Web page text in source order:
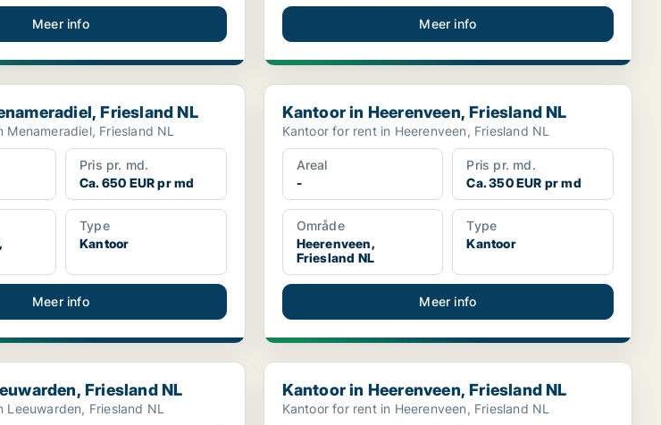
Meer info Meer info
Friesland NL
Friesland NL
Friesland NL
Pris pr. md.
Ca. 650 EUR pr md
Type
Kantoor
Meer info
Kantoor in Heerenveen, Friesland NL
Kantoor in Heerenveen, Friesland NL
Kantoor for rent in Heerenveen, Friesland NL
Areal
-
Pris pr. md.
Ca. 350 EUR pr md
Område
Heerenveen,
Friesland NL
Type
Kantoor
Meer info
Friesland NL
Friesland NL
Leeuwarden, Friesland NL
Kantoor in Heerenveen, Friesland NL
Kantoor in Heerenveen, Friesland NL
Kantoor for rent in Heerenveen, Friesland NL